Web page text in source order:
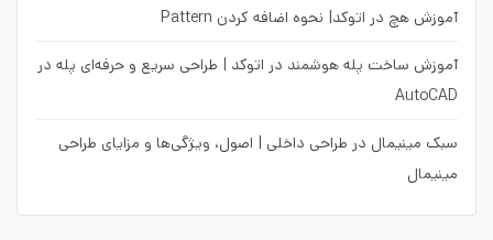
آموزش هچ در اتوکد| نحوه اضافه کردن Pattern
آموزش ساخت پله هوشمند در اتوکد | طراحی سریع و حرفه‌ای پله در
AutoCAD
سبک مینیمال در طراحی داخلی | اصول، ویژگی‌ها و مزایای طراحی
مینیمال